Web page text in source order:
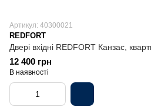
Артикул: 40300021
REDFORT
Двері вхідні REDFORT Канзас,
12 400 грн
В наявності